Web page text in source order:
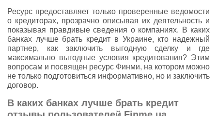
Ресурс предоставляет только проверенные ведомости
о кредиторах, прозрачно описывая их деятельность и
показывая правдивые сведения о компаниях. В каких
банках лучше брать кредит в Украине, кто надежный
партнер, как заключить выгодную сделку и где
максимально выгодные условия кредитования? Этим
вопросам и посвящен ресурс Финми, на котором можно
не только подготовиться информативно, но и заключить
договор.
В каких банках лучше брать кредит